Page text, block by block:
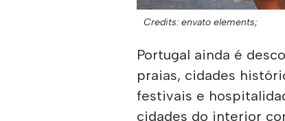
Credits: envato elements;
Portugal ainda é
praias, cidades
festivais e
cidades do interior